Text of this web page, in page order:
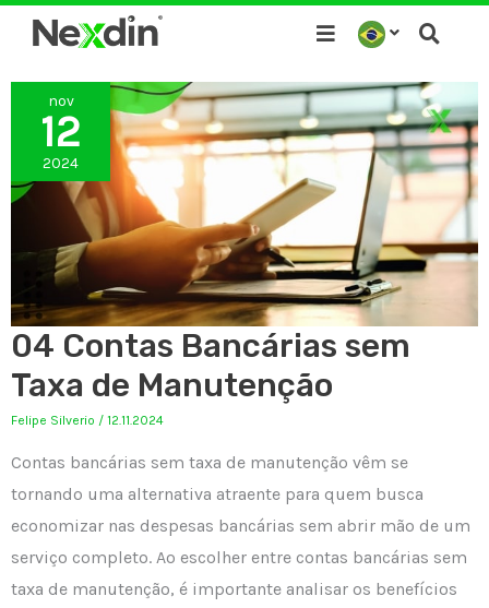
para
conteúdo
nov
12
2024
04 Contas Bancárias sem
Taxa de Manutenção
Felipe Silverio / 12.11.2024
Contas bancárias sem taxa de manutenção vêm se
tornando uma alternativa atraente para quem busca
economizar nas despesas bancárias sem abrir mão de um
serviço completo. Ao escolher entre contas bancárias sem
taxa de manutenção, é importante analisar os benefícios